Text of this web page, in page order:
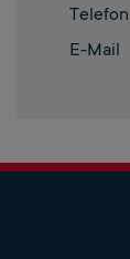
Telefon
E-Mail